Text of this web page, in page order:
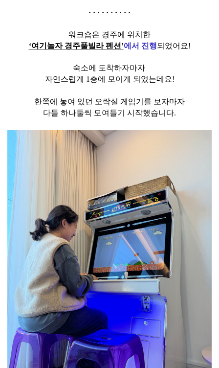
· · · · · · · · · ·
워크숍은 경주에 위치한
‘여기놀자 경주풀빌라 펜션’에서 진행되었어요!
숙소에 도착하자마자
자연스럽게 1층에 모이게 되었는데요!
한쪽에 놓여 있던 오락실 게임기를 보자마자
다들 하나둘씩 모여들기 시작했습니다.